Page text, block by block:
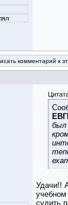
комментарий к
был
Удачи!!
учебном
судить